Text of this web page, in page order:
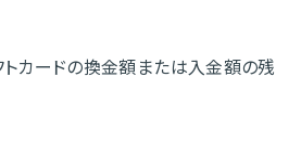
カードの換金額または入金額の残